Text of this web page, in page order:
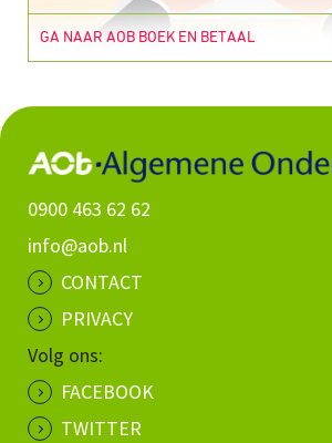
GA NAAR AOB BOEK EN BETAAL
0900 463 62 62
info@aob.nl
CONTACT
PRIVACY
Volg ons:
FACEBOOK
TWITTER